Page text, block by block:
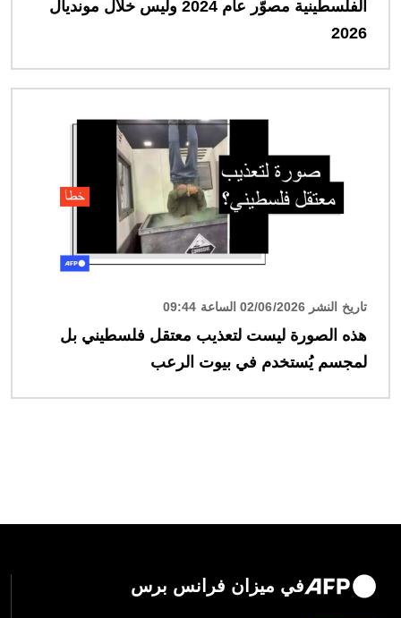
الفلسطينية مصوّر عام 2024 وليس خلال مونديال
2026
تاريخ النشر 02/06/2026 الساعة 09:44
هذه الصورة ليست لتعذيب معتقل فلسطيني بل
لمجسم يُستخدم في بيوت الرعب
في ميزان فرانس برس